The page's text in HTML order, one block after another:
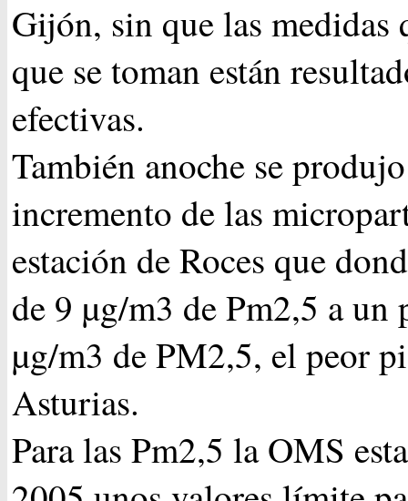
Gijón, sin que las medidas
que se toman están
efectivas.
También anoche se
incremento de las
estación de Roces que
de 9 µg/m3 de Pm2,5 a un
µg/m3 de PM2,5, el peor
Asturias.
Para las Pm2,5 la OMS